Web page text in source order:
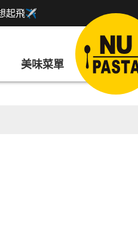
起飛✈
美味菜單